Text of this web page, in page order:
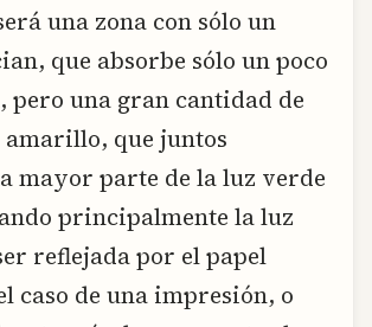
una zona con sólo un
que absorbe sólo un poco
pero una gran cantidad de
amarillo, que juntos
mayor parte de la luz verde
principalmente la luz
reflejada por el papel
caso de una impresión, o